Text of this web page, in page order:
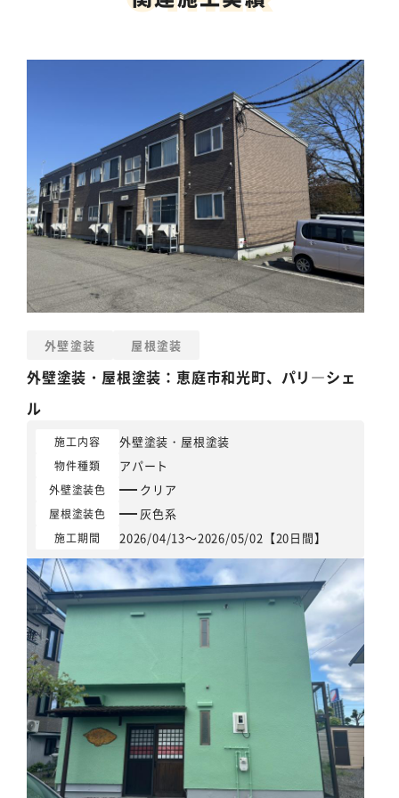
外壁塗装 屋根塗装
外壁塗装 ・ 屋根塗装 ：恵庭市和光町、パリ―シェ
ル
施工内容 外壁塗装 ・ 屋根塗装
物件種類 アパート
外壁塗装色 クリア
屋根塗装色 灰色系
施工期間 2026/04/13～2026/05/02【20日間】